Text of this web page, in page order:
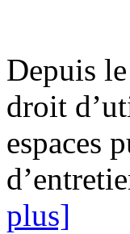
Depuis
droit
espaces
plus]